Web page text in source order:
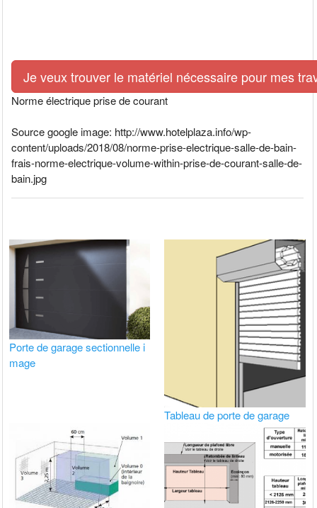
Je veux trouver le matériel nécessaire pour mes
Norme électrique prise de courant
Source google image: http://www.hotelplaza.info/wp-
content/uploads/2018/08/norme-prise-electrique-salle-de-bain-
frais-norme-electrique-volume-within-prise-de-courant-salle-de-
bain.jpg
Porte de garage sectionnelle i
mage
Tableau de porte de garage